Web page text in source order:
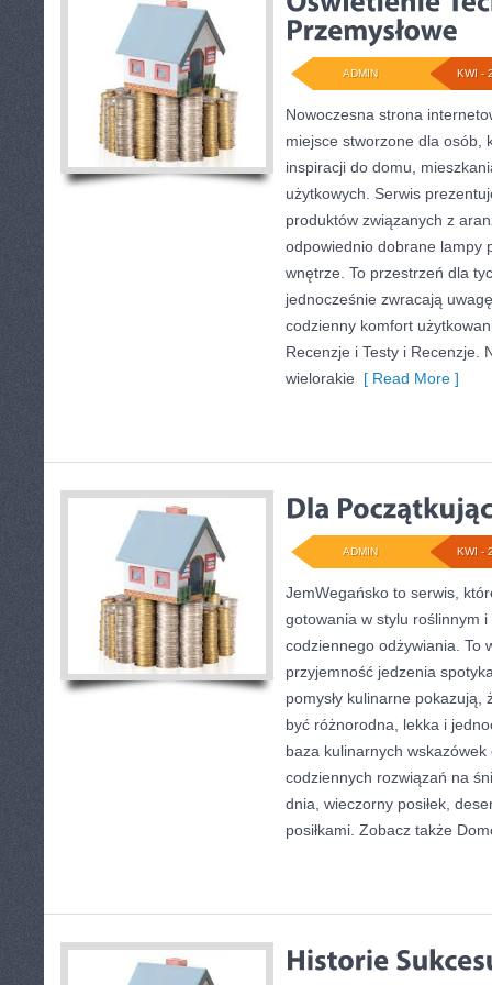
KWI -
ADMIN
Nowoczesna strona
miejsce stworzone dla osób,
inspiracji do domu,
użytkowych. Serwis
produktów związanych z
odpowiednio dobrane lampy
wnętrze. To przestrzeń dla
jednocześnie zwracają
codzienny komfort
Recenzje i Testy i Recenzje.
wielorakie [ Read More ]
KWI -
ADMIN
JemWegańsko to serwis,
gotowania w stylu roślinnym
codziennego odżywiania. To
przyjemność jedzenia
pomysły kulinarne
być różnorodna, lekka i
baza kulinarnych
codziennych rozwiązań na
dnia, wieczorny posiłek,
posiłkami. Zobacz także